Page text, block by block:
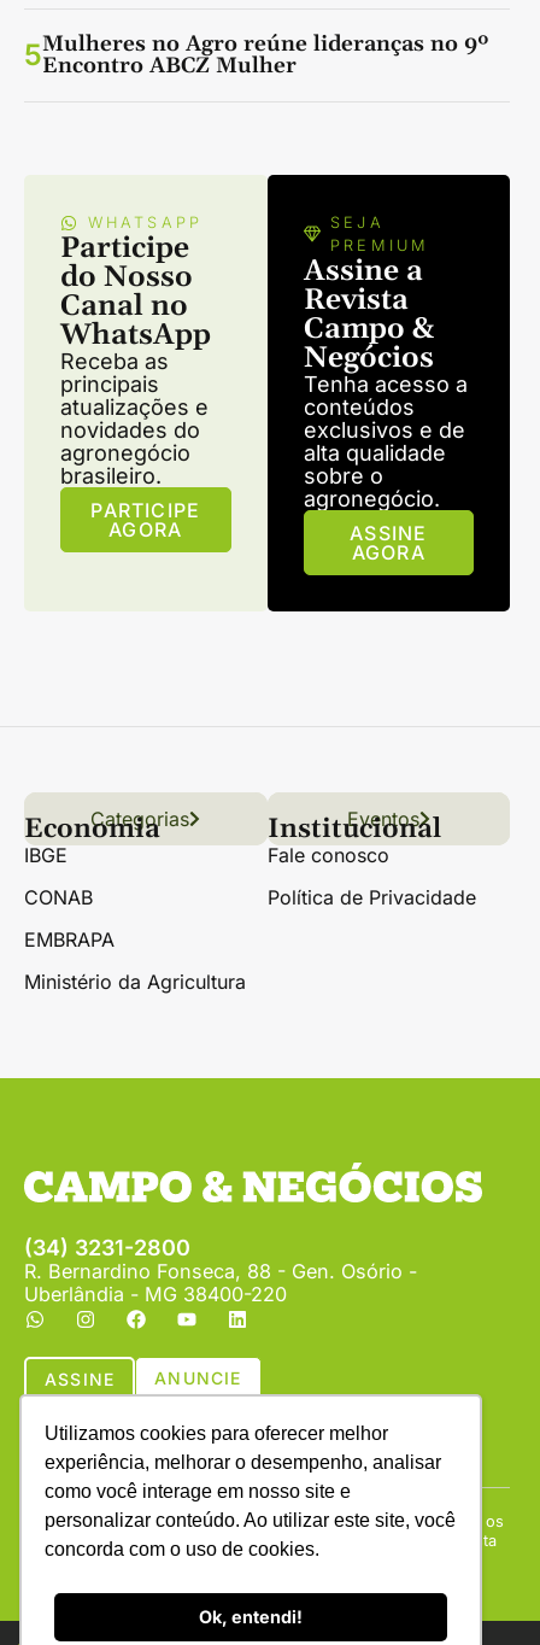
Utilizamos cookies para oferecer melhor
experiência, melhorar o desempenho, analisar
como você interage em nosso site e
personalizar conteúdo. Ao utilizar este site, você
concorda com o uso de cookies.
Ok, entendi!
5Mulheres no Agro reúne lideranças no 9º
Encontro ABCZ Mulher
WHATSAPP
Participe
do Nosso
Canal no
WhatsApp
Receba as
principais
atualizações e
novidades do
agronegócio
brasileiro.
PARTICIPE
AGORA
SEJA
PREMIUM
Assine a
Revista
Campo &
Negócios
Tenha acesso a
conteúdos
exclusivos e de
alta qualidade
sobre o
agronegócio.
ASSINE
AGORA
Links úteis
Conteúdo Grãos
Florestas Hortifrúti
Categorias Eventos
Economia
IBGE
CONAB
EMBRAPA
Ministério da Agricultura
Institucional
Fale conosco
Política de Privacidade
(34) 3231-2800
R. Bernardino Fonseca, 88 - Gen. Osório -
Uberlândia - MG 38400-220
ASSINE ANUNCIE
Copyright © (1990 - 2026) Revista Campo & Negócios. Todos os
direitos reservados. É proibida a reprodução do conteúdo desta
página em qualquer meio de comunicação, eletrônico ou